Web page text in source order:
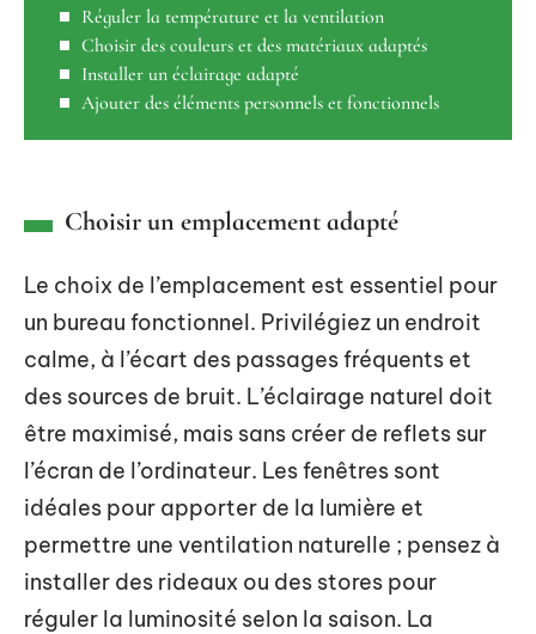
Réguler la température et la ventilation
Choisir des couleurs et des matériaux adaptés
Installer un éclairage adapté
Ajouter des éléments personnels et fonctionnels
Choisir un emplacement adapté
Le choix de l’emplacement est essentiel pour
un bureau fonctionnel. Privilégiez un endroit
calme, à l’écart des passages fréquents et
des sources de bruit. L’éclairage naturel doit
être maximisé, mais sans créer de reflets sur
l’écran de l’ordinateur. Les fenêtres sont
idéales pour apporter de la lumière et
permettre une ventilation naturelle ; pensez à
installer des rideaux ou des stores pour
réguler la luminosité selon la saison. La